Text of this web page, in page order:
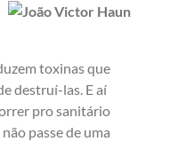
toxinas que
destruí-las. E aí
pro sanitário
passe de uma